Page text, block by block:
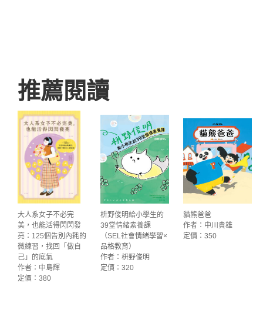
推薦閱讀
大人系女子不必完
美，也能活得閃閃發
亮：125個告別內耗的
微練習，找回「做自
己」的底氣
作者：中島輝
定價：380
枡野俊明給小學生的
39堂情緒素養課
（SEL社會情緒學習×
品格教育）
作者：枡野俊明
定價：320
貓熊爸爸
作者：中川貴雄
定價：350